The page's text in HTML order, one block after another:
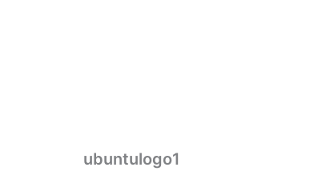
ubuntulogo1